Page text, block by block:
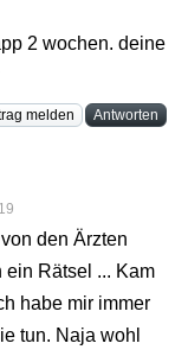
2 wochen. deine
melden Antworten
den Ärzten
ein Rätsel ... Kam
habe mir immer
tun. Naja wohl